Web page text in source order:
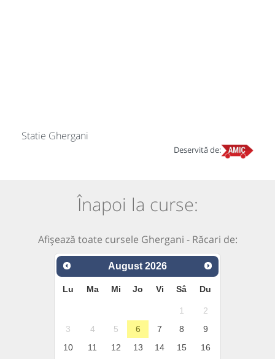
Statie Ghergani
Deservită de:
Înapoi la curse:
Afișează toate cursele Ghergani - Răcari de:
August 2026
Lu Ma Mi Jo Vi Sâ Du
1
2
3
4 5 6 7 8
9
10
11 12 13 14 15
16